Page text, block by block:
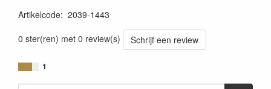
Artikelcode: 2039-1443
0 ster(ren) met 0 review(s)
Schrijf een review
1